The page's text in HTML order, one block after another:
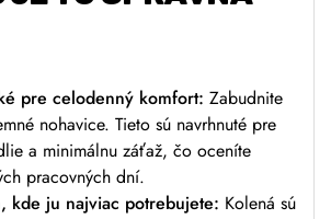
pre celodenný komfort: Zabudnite
nohavice. Tieto sú navrhnuté pre
a minimálnu záťaž, čo oceníte
pracovných dní.
kde ju najviac potrebujete: Kolená sú